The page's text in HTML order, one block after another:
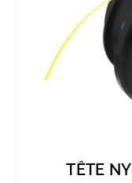
TÊTE